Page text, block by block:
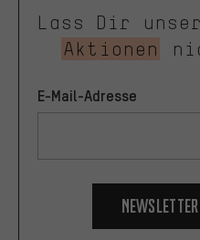
Lass Dir
Aktionen
E-Mail-Adresse